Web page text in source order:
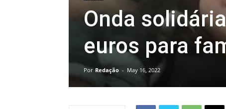
Onda
euros para
Por Redação - May 16, 2022